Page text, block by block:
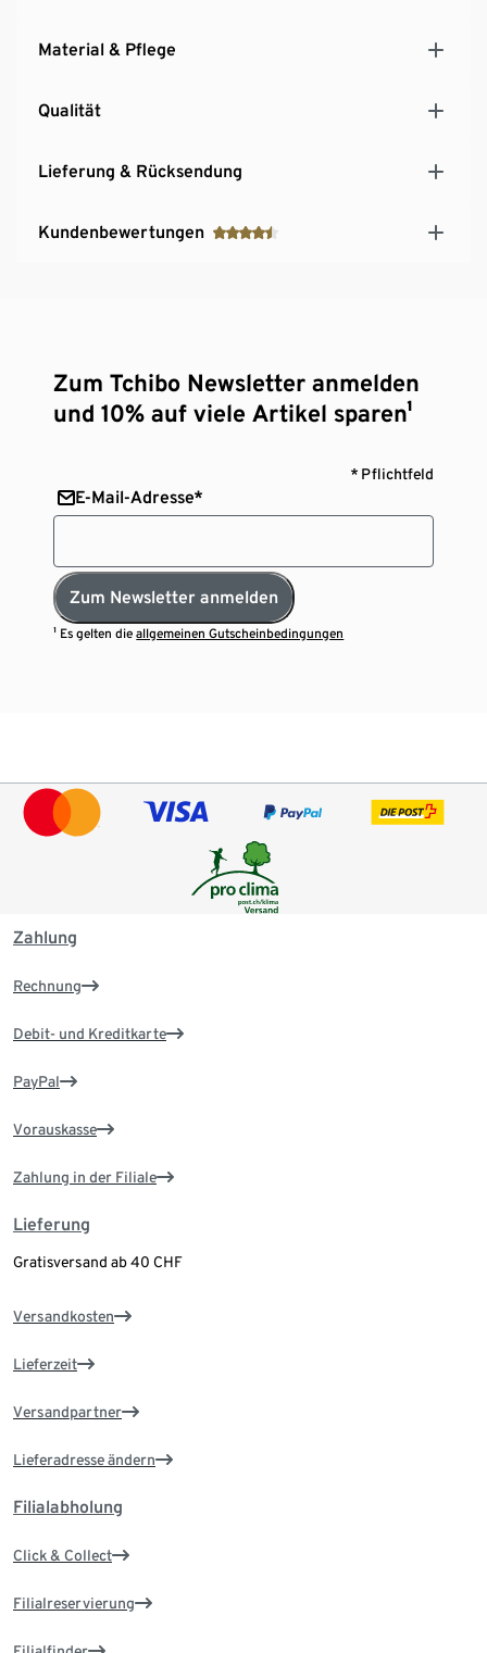
Material & Pflege
Qualität
Lieferung & Rücksendung
Kundenbewertungen
Zum Tchibo Newsletter anmelden
und 10% auf viele Artikel sparen¹
* Pflichtfeld
E-Mail-Adresse*
Zum Newsletter anmelden
¹ Es gelten dieallgemeinen Gutscheinbedingungen
Zahlung
Rechnung
Debit- und Kreditkarte
PayPal
Vorauskasse
Zahlung in der Filiale
Lieferung
Gratisversand ab 40 CHF
Versandkosten
Lieferzeit
Versandpartner
Lieferadresse ändern
Filialabholung
Click & Collect
Filialreservierung